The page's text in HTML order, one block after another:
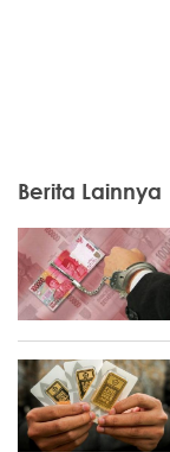
Berita Lainnya